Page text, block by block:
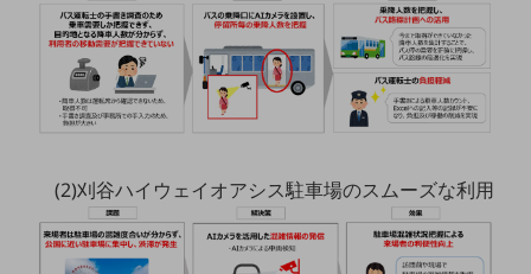
データプラス
IoT向け回線料金
home5Gプラン
モバイルサービス
セキュリティ
運用保守・故障紛失サポート
(2)刈谷ハイウェイオアシス駐車場のスムーズな利用